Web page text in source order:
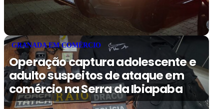
GRANADA EM COMÉRCIO
Operação captura adolescente e
adulto suspeitos de ataque em
comércio na Serra da Ibiapaba